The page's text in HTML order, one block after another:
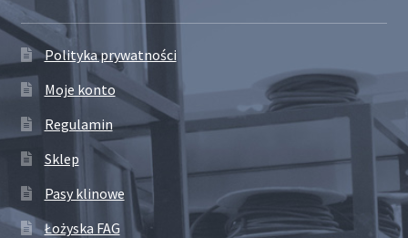
Polityka prywatności
Moje konto
Regulamin
Sklep
Pasy klinowe
Łożyska FAG